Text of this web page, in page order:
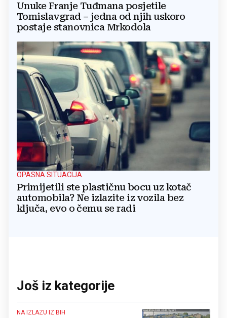
Unuke Franje Tuđmana posjetile
Tomislavgrad – jedna od njih uskoro
postaje stanovnica Mrkodola
OPASNA SITUACIJA
Primijetili ste plastičnu bocu uz kotač
automobila? Ne izlazite iz vozila bez
ključa, evo o čemu se radi
Još iz kategorije
NA IZLAZU IZ BIH